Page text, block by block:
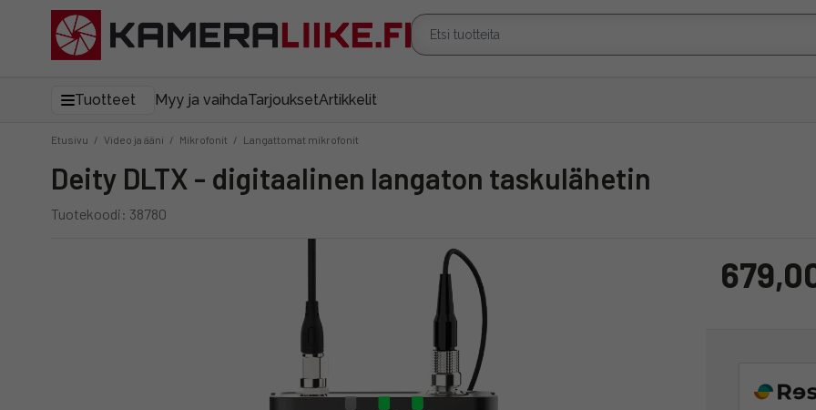
Tuotteet Myy ja vaihdaTarjouksetArtikkelit
Etusivu / Video ja ääni / Mikrofonit / Langattomat mikrofonit
Deity DLTX - digitaalinen langaton taskulähetin
Tuotekoodi: 38780